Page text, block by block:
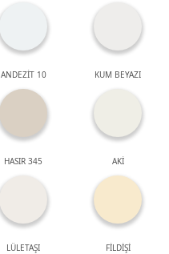
ANDEZİT 10 KUM BEYAZI
HASIR 345 AKİ
LÜLETAŞI FİLDİŞİ